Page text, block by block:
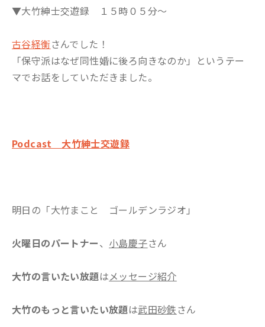
▼大竹紳士交遊録 １５時０５分～
古谷経衡さんでした！
「保守派はなぜ同性婚に後ろ向きなのか」というテー
マでお話をしていただきました。
Podcast 大竹紳士交遊録
明日の「大竹まこと ゴールデンラジオ」
火曜日のパートナー、 小島慶子さん
大竹の言いたい放題はメッセージ紹介
大竹のもっと言いたい放題は武田砂鉄さん